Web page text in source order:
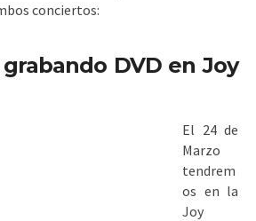
conciertos:
grabando DVD en Joy
El 24 de
Marzo
tendrem
os en la
Joy